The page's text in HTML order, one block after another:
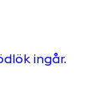
ingår.